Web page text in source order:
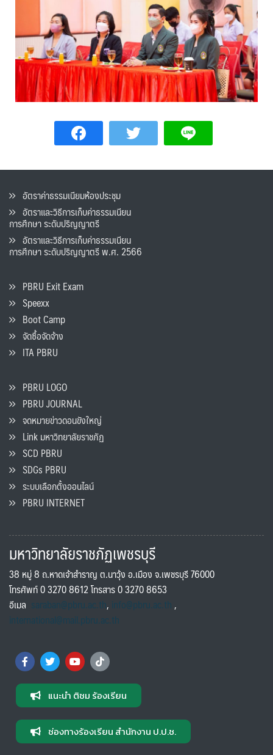
อัตราค่าธรรมเนียมห้องประชุม
อัตราและวิธีการเก็บค่าธรรมเนียน
การศึกษา ระดับปริญญาตรี
อัตราและวิธีการเก็บค่าธรรมเนียน
การศึกษา ระดับปริญญาตรี พ.ศ. 2566
PBRU Exit Exam
Speexx
Boot Camp
จัดซื้อจัดจ้าง
ITA PBRU
PBRU LOGO
PBRU JOURNAL
จดหมายข่าวดอนขังใหญ่
Link มหาวิทยาลัยราชภัฏ
SCD PBRU
SDGs PBRU
ระบบเลือกตั้งออนไลน์
PBRU INTERNET
มหาวิทยาลัยราชภัฏเพชรบุรี
38 หมู่ 8 ถ.หาดเจ้าสำราญ ต.นาวุ้ง อ.เมือง จ.เพชรบุรี 76000
โทรศัพท์ 0 3270 8612 โทรสาร 0 3270 8653
อีเมล saraban@pbru.ac.th, info@pbru.ac.th,
international@mail.pbru.ac.th
แนะนำ ติชม ร้องเรียน
ช่องทางร้องเรียน สำนักงาน ป.ป.ช.